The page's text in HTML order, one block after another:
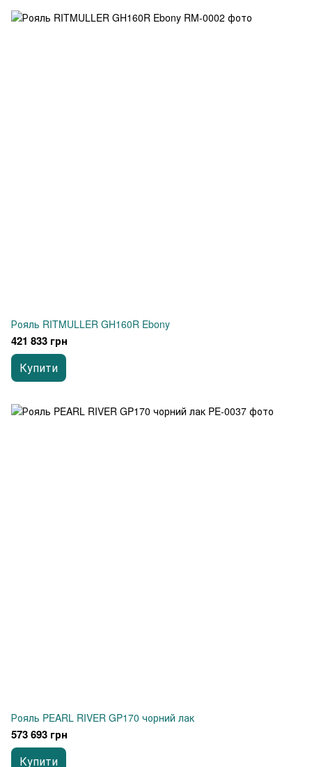
Рояль RITMULLER GH160R Ebony
421 833 грн
Купити
Рояль PEARL RIVER GP170 чорний лак
573 693 грн
Купити